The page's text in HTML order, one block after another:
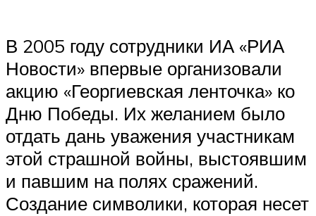
В 2005 году сотрудники ИА «РИА
Новости» впервые организовали
акцию «Георгиевская ленточка» ко
Дню Победы. Их желанием было
отдать дань уважения участникам
этой страшной войны, выстоявшим
и павшим на полях сражений.
Создание символики, которая несет